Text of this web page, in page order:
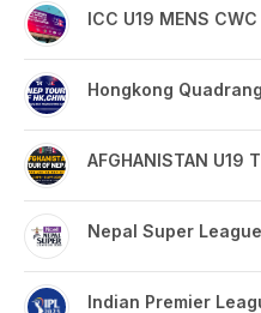
ICC U19 MENS
Hongkong
AFGHANISTAN U19
Nepal Super
Indian Premier